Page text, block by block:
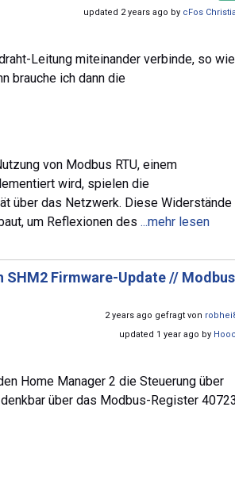
updated 2 years ago by cFos
Leitung miteinander verbinde, so wie
brauche ich dann die
von Modbus RTU, einem
wird, spielen die
über das Netzwerk. Diese Widerstände
um Reflexionen des ...mehr lesen
SHM2 Firmware-Update // Modbus
2 years ago gefragt von
updated 1 year ago by
Home Manager 2 die Steuerung über
über das Modbus-Register 40723